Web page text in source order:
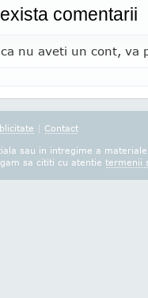
comentarii
nu aveti un cont, va
| Contact
sau in intregime a
sa cititi cu atentie termenii